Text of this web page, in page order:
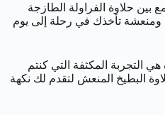
بين حلاوة الفراولة الطازجة
ومنعشة تأخذك في رحلة إلى يوم
التجربة المكثفة التي كنتم
البطيخ المنعش لتقدم لك نكهة